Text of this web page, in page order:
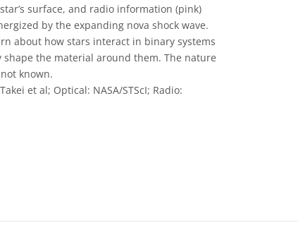
surface, and radio information (pink)
by the expanding nova shock wave.
about how stars interact in binary systems
the material around them. The nature
known.
et al; Optical: NASA/STScI; Radio: